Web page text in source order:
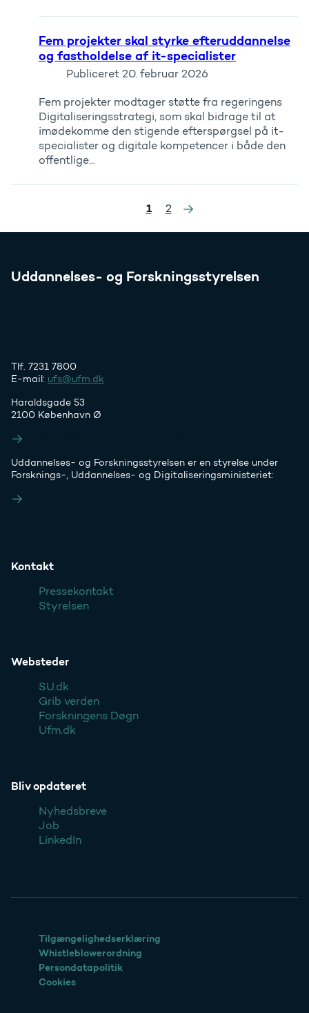
Fem projekter skal styrke efteruddannelse
og fastholdelse af it-specialister
Publiceret 20. februar 2026
Fem projekter modtager støtte fra regeringens
Digitaliseringsstrategi, som skal bidrage til at
imødekomme den stigende efterspørgsel på it-
specialister og digitale kompetencer i både den
offentlige...
1 2
Uddannelses- og Forskningsstyrelsen
Tlf. 7231 7800
E-mail: ufs@ufm.dk
Haraldsgade 53
2100 København Ø
Uddannelses- og Forskningsstyrelsen er en styrelse under
Forsknings-, Uddannelses- og Digitaliseringsministeriet:
Kontakt
Pressekontakt
Styrelsen
Websteder
SU.dk
Grib verden
Forskningens Døgn
Ufm.dk
Bliv opdateret
Nyhedsbreve
Job
LinkedIn
Tilgængelighedserklæring
Whistleblowerordning
Persondatapolitik
Cookies